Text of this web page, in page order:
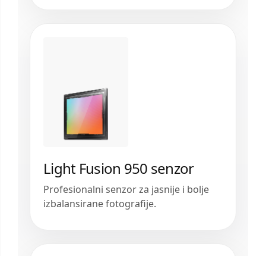
Light Fusion 950 senzor
Profesionalni senzor za jasnije i bolje
izbalansirane fotografije.